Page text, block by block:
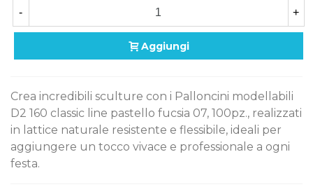
- +
Aggiungi
Crea incredibili sculture con i Palloncini modellabili
D2 160 classic line pastello fucsia 07, 100pz., realizzati
in lattice naturale resistente e flessibile, ideali per
aggiungere un tocco vivace e professionale a ogni
festa.